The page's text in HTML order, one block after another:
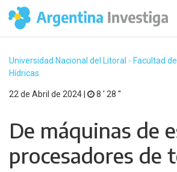
Universidad Nacional del Litoral - Facultad
Hídricas
22 de Abril de 2024 | 8 ′ 28 ′′
De máquinas de
procesadores de